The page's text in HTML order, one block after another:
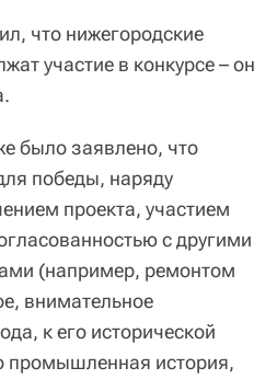
что нижегородские
участие в конкурсе – он
было заявлено, что
победы, наряду
проекта, участием
с другими
(например, ремонтом
внимательное
к его исторической
промышленная история,